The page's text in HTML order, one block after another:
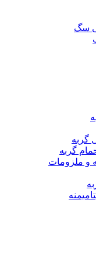
سگ
گربه
گربه
و ملزومات